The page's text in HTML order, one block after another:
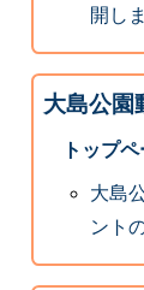
開し
大島公園
トップ
大島
ント